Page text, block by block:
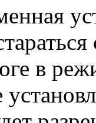
в